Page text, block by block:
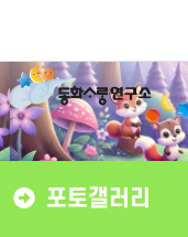
포토갤러리